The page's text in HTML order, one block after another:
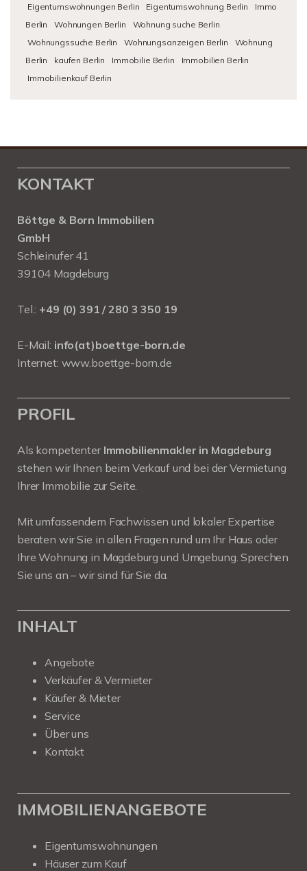
Eigentumswohnungen Berlin Eigentumswohnung Berlin
Immo
Berlin
Wohnungen Berlin
Wohnung suche Berlin
Wohnungssuche Berlin
Wohnungsanzeigen Berlin
Wohnung
Berlin
kaufen Berlin Immobilie Berlin
Immobilien Berlin
Immobilienkauf Berlin
KONTAKT
Böttge & Born Immobilien
GmbH
Schleinufer 41
39104 Magdeburg
Tel.: +49 (0) 391 / 280 3 350 19
E-Mail: info(at)boettge-born.de
Internet: www.boettge-born.de
PROFIL
Als kompetenter Immobilienmakler in Magdeburg
stehen wir Ihnen beim Verkauf und bei der Vermietung
Ihrer Immobilie zur Seite.
Mit umfassendem Fachwissen und lokaler Expertise
beraten wir Sie in allen Fragen rund um Ihr Haus oder
Ihre Wohnung in Magdeburg und Umgebung. Sprechen
Sie uns an – wir sind für Sie da.
INHALT
Angebote
Verkäufer & Vermieter
Käufer & Mieter
Service
Über uns
Kontakt
IMMOBILIENANGEBOTE
Eigentumswohnungen
Häuser zum Kauf